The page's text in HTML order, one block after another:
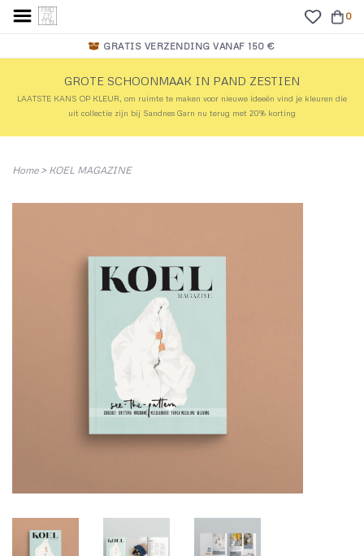
0
GRATIS VERZENDING VANAF 150 €
GROTE SCHOONMAAK IN PAND ZESTIEN
LAATSTE KANS OP KLEUR, om ruimte te maken voor nieuwe ideeën vind je kleuren die
uit collectie zijn bij Sandnes Garn nu terug met 20% korting
Home> KOEL MAGAZINE